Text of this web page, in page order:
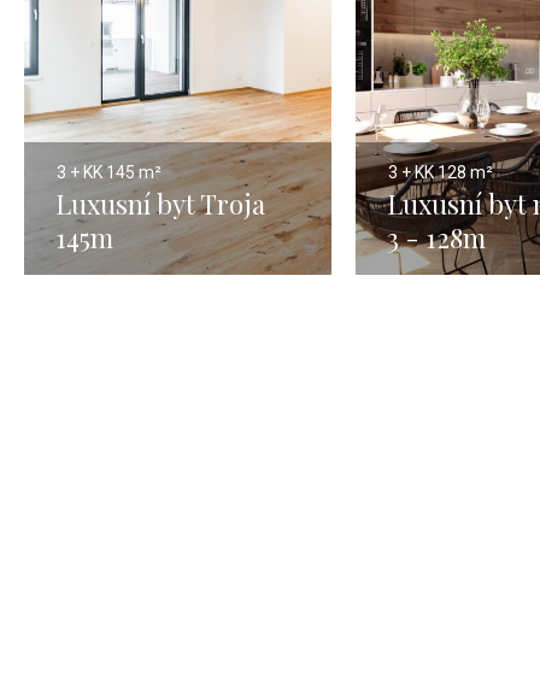
3 + KK 145 m²
Luxusní byt Troja
145m
3 + KK128 m²
Luxusní byt
3 - 128m